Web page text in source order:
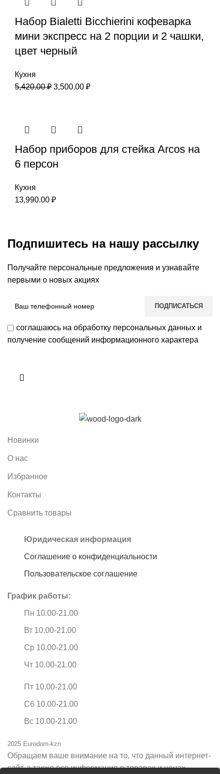
Набор Bialetti Bicchierini кофеварка
мини экспресс на 2 порции и 2 чашки,
цвет черный
Кухня
5,420.00₽ 3,500.00 ₽
Набор приборов для стейка Arcos на
6 персон
Кухня
13,990.00 ₽
Подпишитесь на нашу рассылку
Получайте персональные предложения и узнавайте
первыми о новых акциях
соглашаюсь на обработку персональных данных и
получение сообщений информационного характера
Новинки
О нас
Избранное
Контакты
Сравнить товары
Юридическая информация
Соглашение о конфиденциальности
Пользовательское соглашение
График работы:
Пн 10.00-21.00
Вт 10.00-21.00
Ср 10.00-21.00
Чт 10.00-21.00
Пт 10.00-21.00
Сб 10.00-21.00
Вс 10.00-21.00
2025 Eurodom-kzn
Обращаем ваше внимание на то, что данный интернет-
сайт, а также вся информация о товарах и ценах,